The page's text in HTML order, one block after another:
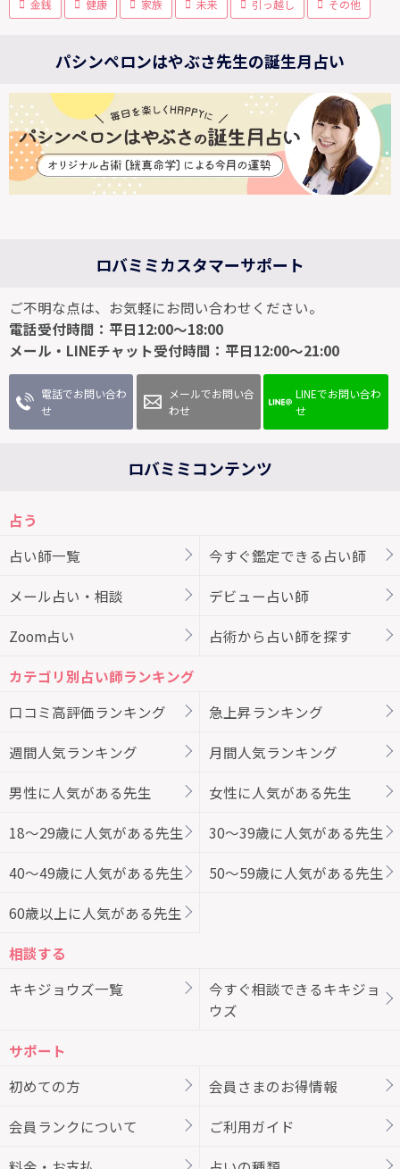
金銭 健康 家族 未来 引っ越し その他
パシンペロンはやぶさ先生の誕生月占い
ロバミミカスタマーサポート
ご不明な点は、お気軽にお問い合わせください。
電話受付時間：平日12:00～18:00
メール・LINEチャット受付時間：平日12:00～21:00
電話でお問い合わ
せ
メールでお問い合
わせ
LINEでお問い合わ
せ
ロバミミコンテンツ
占う
占い師一覧
今すぐ鑑定できる占い師
メール占い・相談 デビュー占い師
Zoom占い 占術から占い師を探す
カテゴリ別占い師ランキング
口コミ高評価ランキング
急上昇ランキング
週間人気ランキング 月間人気ランキング
男性に人気がある先生 女性に人気がある先生
18～29歳に人気がある先生 30～39歳に人気がある先生
40～49歳に人気がある先生 50～59歳に人気がある先生
60歳以上に人気がある先生
相談する
キキジョウズ一覧
今すぐ相談できるキキジョ
ウズ
サポート
初めての方
会員さまのお得情報
会員ランクについて ご利用ガイド